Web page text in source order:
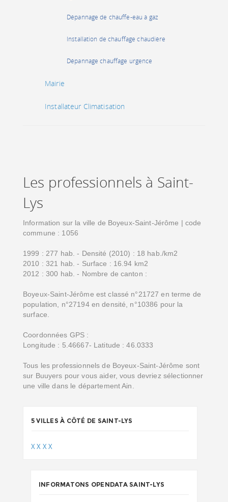
Dépannage de chauffe-eau à gaz
Installation de chauffage chaudière
Dépannage chauffage urgence
Mairie
Installateur Climatisation
Les professionnels à Saint-
Lys
Information sur la ville de Boyeux-Saint-Jérôme | code
commune : 1056
1999 : 277 hab. - Densité (2010) : 18 hab./km2
2010 : 321 hab. - Surface : 16.94 km2
2012 : 300 hab. - Nombre de canton :
Boyeux-Saint-Jérôme est classé n°21727 en terme de
population, n°27194 en densité, n°10386 pour la
surface.
Coordonnées GPS :
Longitude : 5.46667- Latitude : 46.0333
Tous les professionnels de Boyeux-Saint-Jérôme sont
sur Buuyers pour vous aider, vous devriez sélectionner
une ville dans le département Ain.
5 VILLES À CÔTÉ DE SAINT-LYS
XX XX
INFORMATONS OPENDATA SAINT-LYS